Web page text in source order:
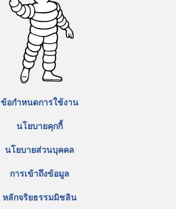
ข้อกำหนดการใช้งาน
นโยบายคุกกี้
นโยบายส่วนบุคคล
การเข้าถึงข้อมูล
หลักจริยธรรมมิชลิน